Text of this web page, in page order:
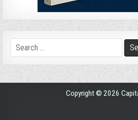
Search
for:
Copyright © 2026